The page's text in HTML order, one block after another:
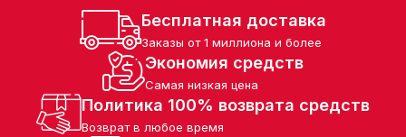
на всех этапах – от
обучения
сырья, что помогает
управлять и
Бесплатная доставка
Заказы от 1 миллиона и более
Экономия средств
Самая низкая цена
Политика 100% возврата средств
Возврат в любое время